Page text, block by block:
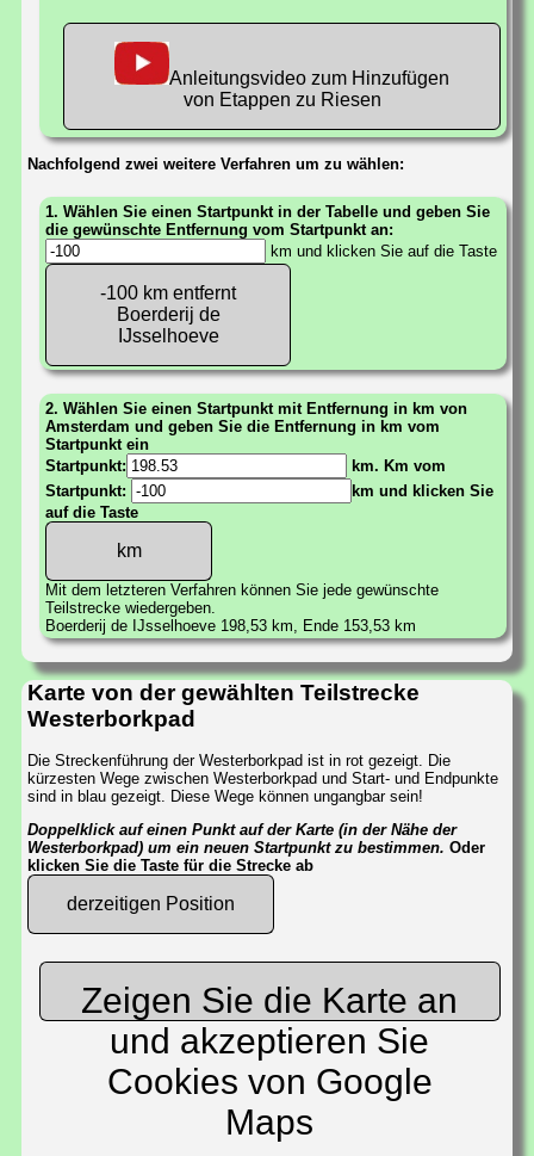
Anleitungsvideo zum Hinzufügen
von Etappen zu Riesen
Nachfolgend zwei weitere Verfahren um zu wählen:
1. Wählen Sie einen Startpunkt in der Tabelle und geben Sie
die gewünschte Entfernung vom Startpunkt an:
km und klicken Sie auf die Taste
-100 km entfernt
Boerderij de
IJsselhoeve
2. Wählen Sie einen Startpunkt mit Entfernung in km von
Amsterdam und geben Sie die Entfernung in km vom
Startpunkt ein
Startpunkt:
km. Km vom
Startpunkt:
km und klicken Sie
auf die Taste
Mit dem letzteren Verfahren können Sie jede gewünschte
Teilstrecke wiedergeben.
Boerderij de IJsselhoeve 198,53 km, Ende 153,53 km
Karte von der gewählten Teilstrecke
Westerborkpad
Die Streckenführung der Westerborkpad ist in rot gezeigt. Die
kürzesten Wege zwischen Westerborkpad und Start- und Endpunkte
sind in blau gezeigt. Diese Wege können ungangbar sein!
Doppelklick auf einen Punkt auf der Karte (in der Nähe der
Westerborkpad) um ein neuen Startpunkt zu bestimmen. Oder
klicken Sie die Taste für die Strecke ab
derzeitigen Position
Zeigen Sie die Karte an
und akzeptieren Sie
Cookies von Google
Maps